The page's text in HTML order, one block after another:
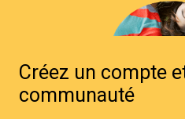
Créez un compte
communauté